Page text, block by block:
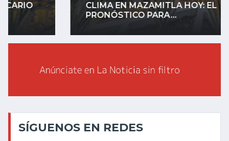
CLIMA EN MAZAMITLA HOY: EL
PRONÓSTICO PARA...
SÍGUENOS EN REDES